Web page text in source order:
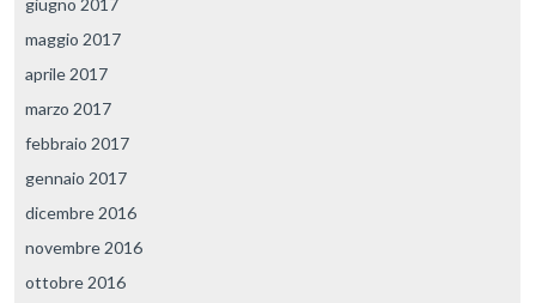
giugno 2017
maggio 2017
aprile 2017
marzo 2017
febbraio 2017
gennaio 2017
dicembre 2016
novembre 2016
ottobre 2016